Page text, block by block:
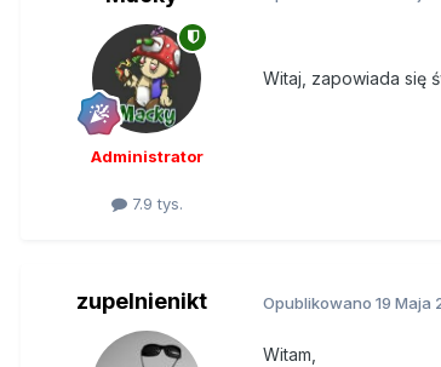
Administrator
7.9 tys.
Witaj, zapowiada się
zupelnienikt Opublikowano 19 Maja
Witam,